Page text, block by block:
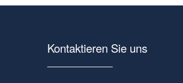
Kontaktieren Sie uns